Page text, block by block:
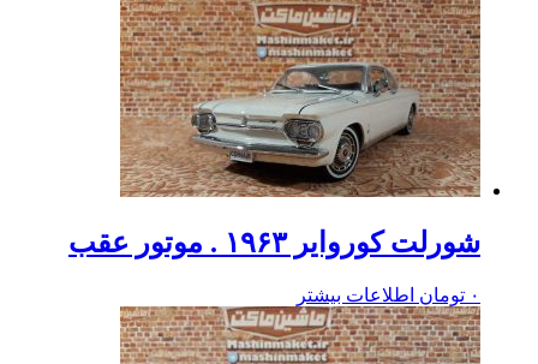
شورلت کوروایر ۱۹۶۳ . موتور عقب
۰ تومان اطلاعات بیشتر